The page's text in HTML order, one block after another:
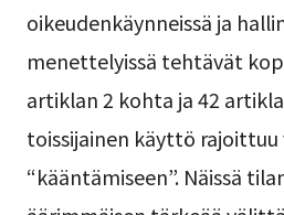
oikeudenkäynneissä ja
menettelyissä tehtävät
artiklan 2 kohta ja 42
toissijainen käyttö rajoittuu
“kääntämiseen”. Näissä